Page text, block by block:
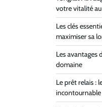
votre vitalité
Les clés
maximiser sa
Les avantages
domaine
Le prêt relais :